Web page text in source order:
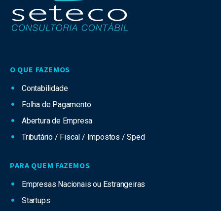
O QUE FAZEMOS
Contabilidade
Folha de Pagamento
Abertura de Empresa
Tributário / Fiscal / Impostos / Sped
PARA QUEM FAZEMOS
Empresas Nacionais ou Estrangeiras
Startups